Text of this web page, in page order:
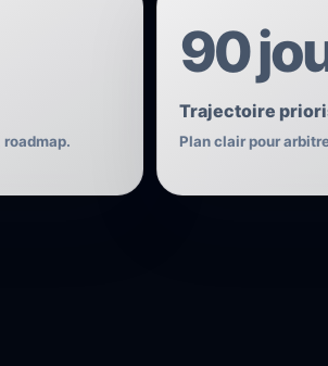
90
Trajectoire
Plan clair pour